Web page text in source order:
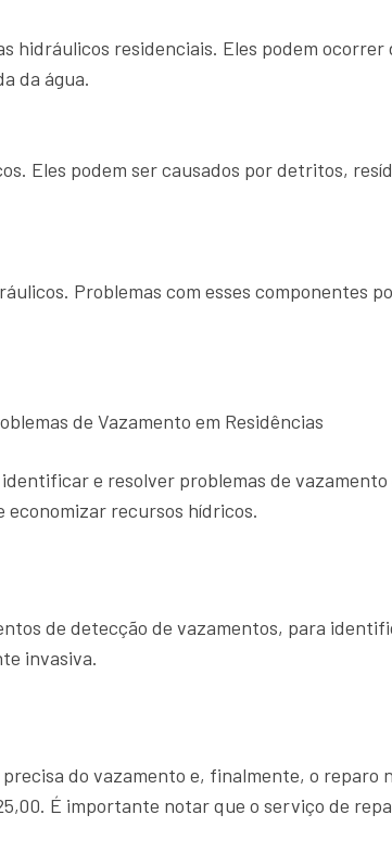
hidráulicos residenciais. Eles podem
da água.
Eles podem ser causados por detritos,
Problemas com esses componentes
de Vazamento em Residências
e resolver problemas de
recursos hídricos.
de detecção de vazamentos, para
invasiva.
do vazamento e, finalmente, o reparo
É importante notar que o serviço de